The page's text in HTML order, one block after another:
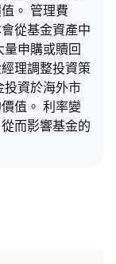
。 管理費
從基金資產中
申購或贖回
理調整投資策
投資於海外市
值。 利率變
而影響基金的